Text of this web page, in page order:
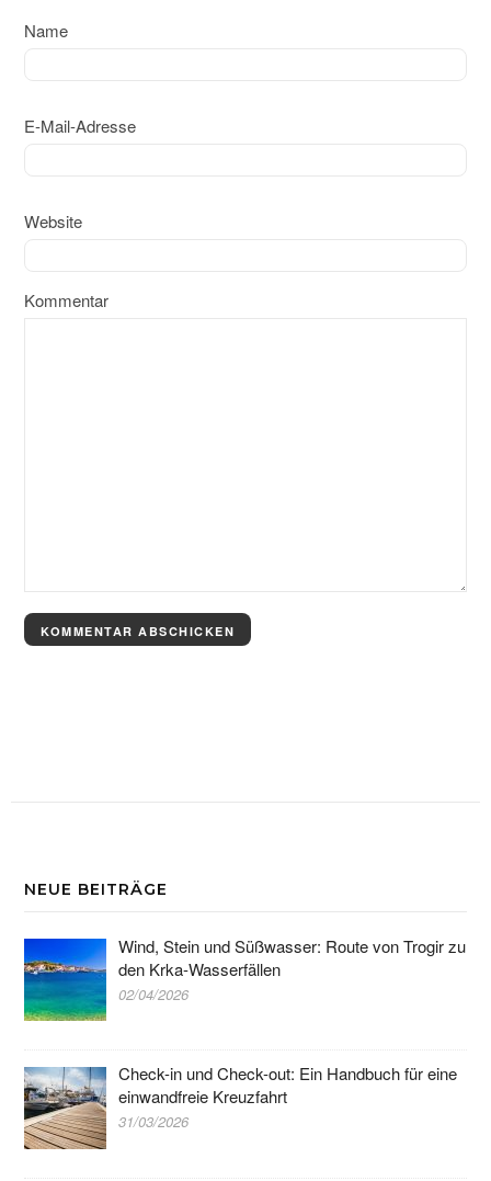
Name
E-Mail-Adresse
Website
Kommentar
NEUE BEITRÄGE
Wind, Stein und Süßwasser: Route von Trogir zu
den Krka-Wasserfällen
02/04/2026
Check-in und Check-out: Ein Handbuch für eine
einwandfreie Kreuzfahrt
31/03/2026